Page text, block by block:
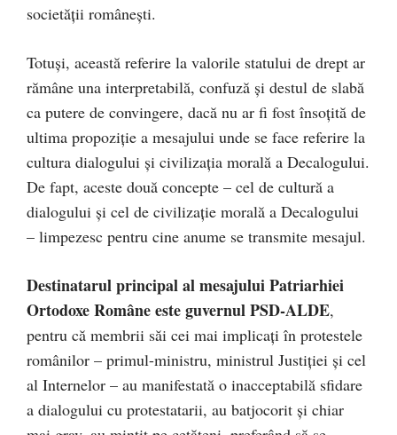
societății românești.
Totuși, această referire la valorile statului de drept ar
rămâne una interpretabilă, confuză și destul de slabă
ca putere de convingere, dacă nu ar fi fost însoțită de
ultima propoziție a mesajului unde se face referire la
cultura dialogului și civilizația morală a Decalogului.
De fapt, aceste două concepte – cel de cultură a
dialogului și cel de civilizație morală a Decalogului
– limpezesc pentru cine anume se transmite mesajul.
Destinatarul principal al mesajului Patriarhiei
Ortodoxe Române este guvernul PSD-ALDE,
pentru că membrii săi cei mai implicați în protestele
românilor – primul-ministru, ministrul Justiției și cel
al Internelor – au manifestată o inacceptabilă sfidare
a dialogului cu protestatarii, au batjocorit și chiar